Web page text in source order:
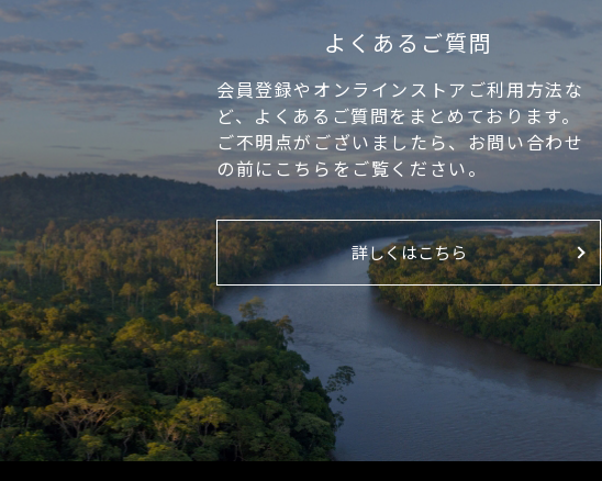
よくあるご質問
会員登録やオンラインストアご利用方法な
ど、よくあるご質問をまとめております。
ご不明点がございましたら、お問い合わせ
の前にこちらをご覧ください。
詳しくはこちら